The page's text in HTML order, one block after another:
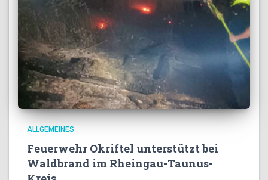
ALLGEMEINES
Feuerwehr Okriftel unterstützt bei
Waldbrand im Rheingau-Taunus-